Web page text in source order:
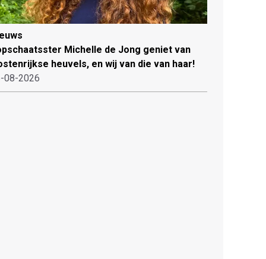
Michelle de Jong geniet van
heuvels, en wij van die van haar!
08-2026